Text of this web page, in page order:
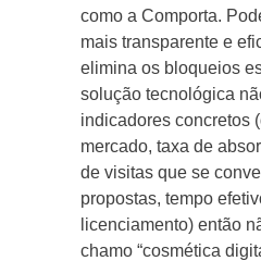
como a Comporta.
mais transparente e
elimina os bloqueios
solução tecnológica
indicadores concretos
mercado, taxa de
de visitas que se
propostas, tempo
licenciamento) então
chamo “cosmética